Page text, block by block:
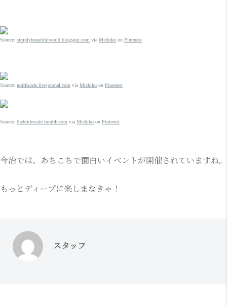
Source: simplybeautifulworld.blogspot.com via Michiko on Pinterest
Source: noirfacade.livejournal.com via Michiko on Pinterest
Source: thebridescafe.tumblr.com via Michiko on Pinterest
今治では、あちこちで面白いイベントが開催されていますね。
もっとディープに楽しまなきゃ！
スタッフ